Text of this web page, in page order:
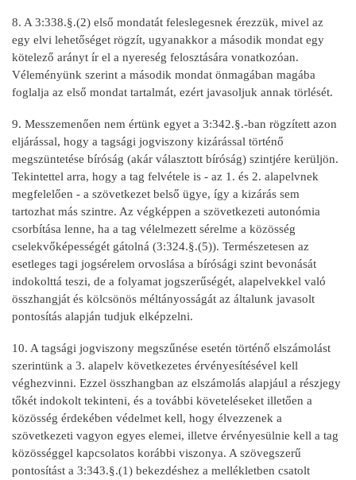
8. A 3:338.§.(2) első mondatát feleslegesnek érezzük, mivel az
egy elvi lehetőséget rögzít, ugyanakkor a második mondat egy
kötelező arányt ír el a nyereség felosztására vonatkozóan.
Véleményünk szerint a második mondat önmagában magába
foglalja az első mondat tartalmát, ezért javasoljuk annak törlését.
9. Messzemenően nem értünk egyet a 3:342.§.-ban rögzített azon
eljárással, hogy a tagsági jogviszony kizárással történő
megszüntetése bíróság (akár választott bíróság) szintjére kerüljön.
Tekintettel arra, hogy a tag felvétele is - az 1. és 2. alapelvnek
megfelelően - a szövetkezet belső ügye, így a kizárás sem
tartozhat más szintre. Az végképpen a szövetkezeti autonómia
csorbítása lenne, ha a tag vélelmezett sérelme a közösség
cselekvőképességét gátolná (3:324.§.(5)). Természetesen az
esetleges tagi jogsérelem orvoslása a bírósági szint bevonását
indokolttá teszi, de a folyamat jogszerűségét, alapelvekkel való
összhangját és kölcsönös méltányosságát az általunk javasolt
pontosítás alapján tudjuk elképzelni.
10. A tagsági jogviszony megszűnése esetén történő elszámolást
szerintünk a 3. alapelv következetes érvényesítésével kell
véghezvinni. Ezzel összhangban az elszámolás alapjául a részjegy
tőkét indokolt tekinteni, és a további követeléseket illetően a
közösség érdekében védelmet kell, hogy élvezzenek a
szövetkezeti vagyon egyes elemei, illetve érvényesülnie kell a tag
közösséggel kapcsolatos korábbi viszonya. A szövegszerű
pontosítást a 3:343.§.(1) bekezdéshez a mellékletben csatolt